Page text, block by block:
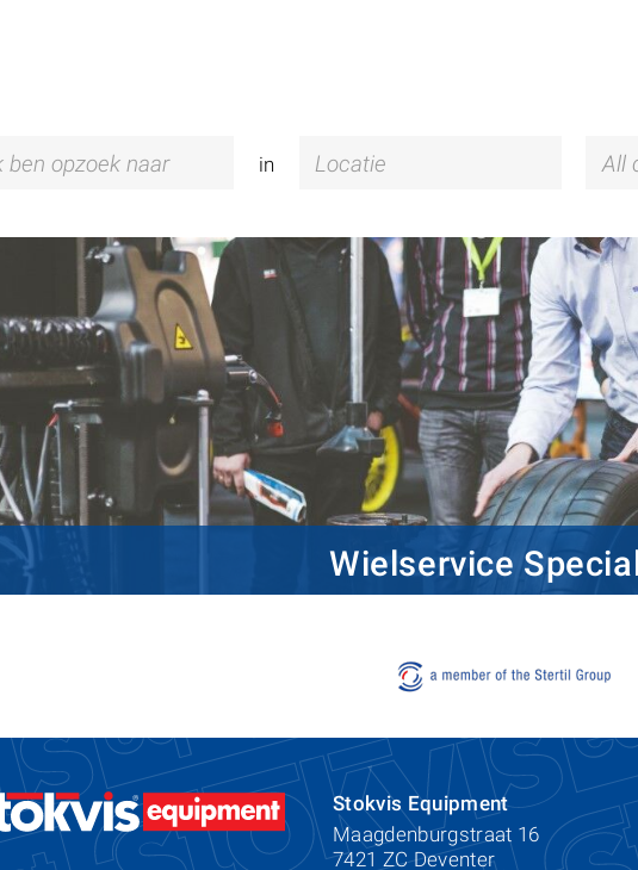
in
Wielservice
Stokvis Equipment
Maagdenburgstraat 16
7421 ZC Deventer